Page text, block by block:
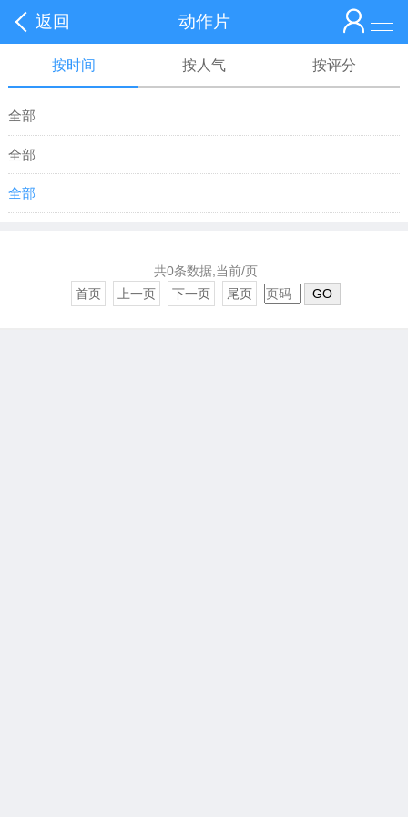
返回 动作片
按时间 按人气 按评分
全部
全部
全部
共0条数据,当前/页
首页
上一页 下一页 尾页 GO